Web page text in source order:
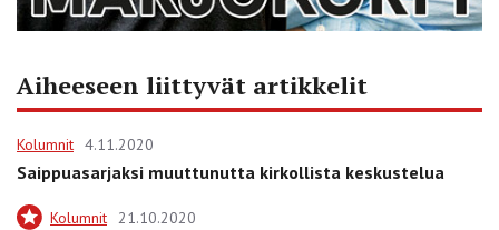
Aiheeseen liittyvät artikkelit
Kolumnit 4.11.2020
Saippuasarjaksi muuttunutta kirkollista keskustelua
Kolumnit 21.10.2020